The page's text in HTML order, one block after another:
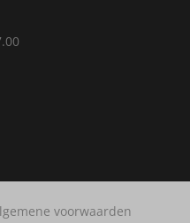
voorwaarden